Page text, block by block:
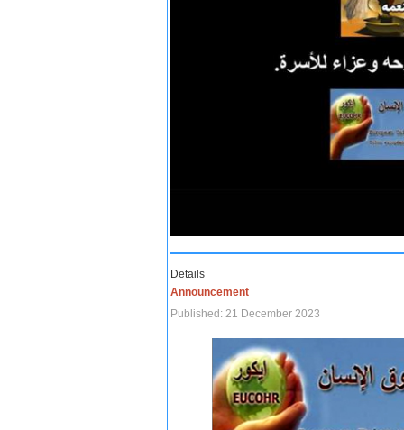
Details
Announcement
Published: 21 December 2023